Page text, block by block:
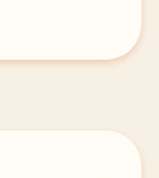
des chiffres